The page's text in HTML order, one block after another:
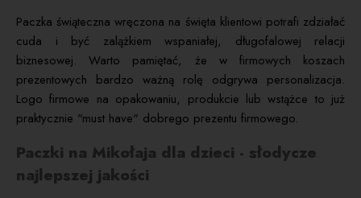
Paczka świąteczna wręczona na święta klientowi potrafi zdziałać
cuda i być zalążkiem wspaniałej, długofalowej relacji
biznesowej. Warto pamiętać, że w firmowych koszach
prezentowych bardzo ważną rolę odgrywa personalizacja.
Logo firmowe na opakowaniu, produkcie lub wstążce to już
praktycznie "must have" dobrego prezentu firmowego.
Paczki na Mikołaja dla dzieci - słodycze
najlepszej jakości